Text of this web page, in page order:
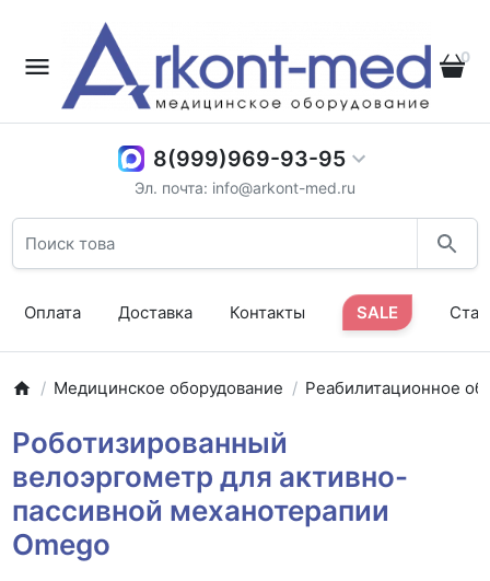
0
8(999)969-93-95
Эл. почта: info@arkont-med.ru
Оплата Доставка Контакты SALE
Медицинское оборудование Реабилитационное
Роботизированный
велоэргометр для активно-
пассивной механотерапии
Omego